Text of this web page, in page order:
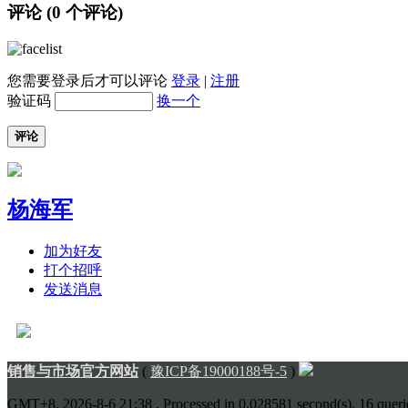
评论 (0 个评论)
您需要登录后才可以评论 登录 | 注册
验证码
换一个
评论
杨海军
加为好友
打个招呼
发送消息
销售与市场官方网站( 豫ICP备19000188号-5 )
GMT+8, 2026-8-6 21:38 , Processed in 0.028581 second(s), 16